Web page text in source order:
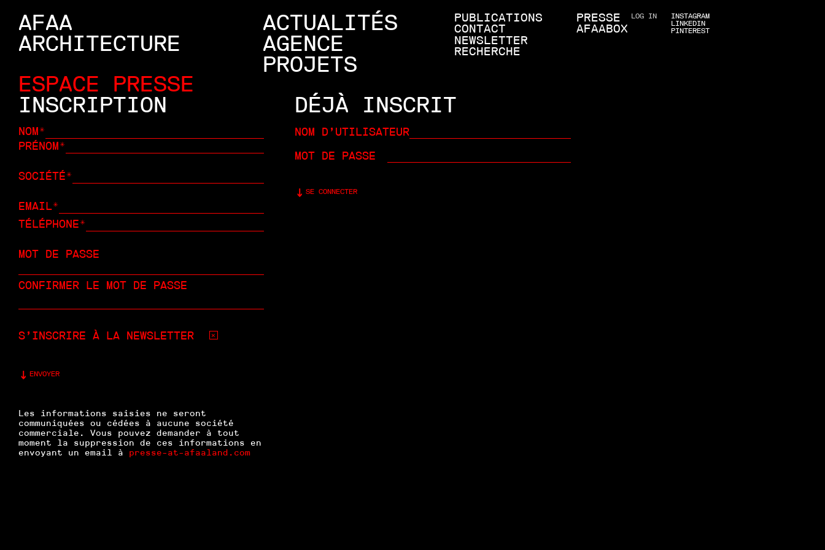
AFAA
ARCHITECTURE
ACTUALITÉS
AGENCE
PROJETS
PUBLICATIONS
CONTACT
NEWSLETTER
RECHERCHE
PRESSE LOG IN
AFAABOX
INSTAGRAM
LINKEDIN
PINTEREST
ESPACE PRESSE
INSCRIPTION
NOM
PRÉNOM
SOCIÉTÉ
EMAIL
TÉLÉPHONE
MOT DE PASSE
CONFIRMER LE MOT DE PASSE
S’INSCRIRE À LA NEWSLETTER
ENVOYER
DÉJÀ INSCRIT
NOM D’UTILISATEUR
MOT DE PASSE
SE CONNECTER
Les informations saisies ne seront
communiquées ou cédées à aucune société
commerciale. Vous pouvez demander à tout
moment la suppression de ces informations en
envoyant un email à presse-at-afaaland.com